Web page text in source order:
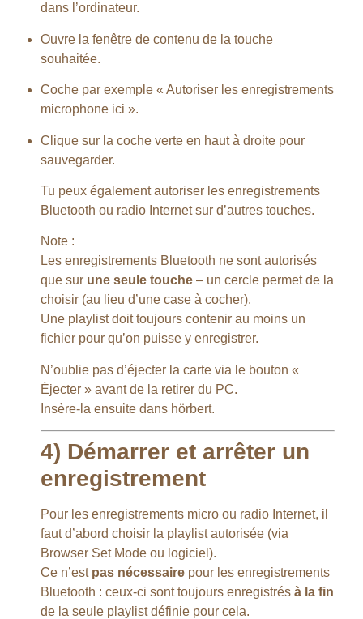
dans l’ordinateur.
Ouvre la fenêtre de contenu de la touche
souhaitée.
Coche par exemple « Autoriser les enregistrements
microphone ici ».
Clique sur la coche verte en haut à droite pour
sauvegarder.
Tu peux également autoriser les enregistrements
Bluetooth ou radio Internet sur d’autres touches.
Note :
Les enregistrements Bluetooth ne sont autorisés
que sur une seule touche – un cercle permet de la
choisir (au lieu d’une case à cocher).
Une playlist doit toujours contenir au moins un
fichier pour qu’on puisse y enregistrer.
N’oublie pas d’éjecter la carte via le bouton «
Éjecter » avant de la retirer du PC.
Insère-la ensuite dans hörbert.
4) Démarrer et arrêter un
enregistrement
Pour les enregistrements micro ou radio Internet, il
faut d’abord choisir la playlist autorisée (via
Browser Set Mode ou logiciel).
Ce n’est pas nécessaire pour les enregistrements
Bluetooth : ceux-ci sont toujours enregistrés à la fin
de la seule playlist définie pour cela.